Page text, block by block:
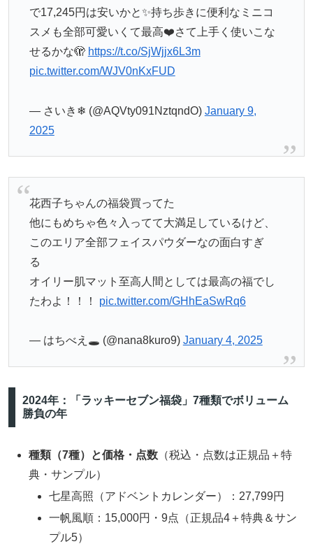
で17,245円は安いかと✨持ち歩きに便利なミニコ
スメも全部可愛いくて最高❤️さて上手く使いこな
せるかな🫣 https://t.co/SjWjjx6L3m
pic.twitter.com/WJV0nKxFUD
— さいき❄︎ (@AQVty091NztqndO) January 9,
2025
花西子ちゃんの福袋買ってた
他にもめちゃ色々入ってて大満足しているけど、
このエリア全部フェイスパウダーなの面白すぎ
る
オイリー肌マット至高人間としては最高の福でし
たわよ！！！ pic.twitter.com/GHhEaSwRq6
— はちべえ🕳 (@nana8kuro9) January 4, 2025
2024年：「ラッキーセブン福袋」7種類でボリューム
勝負の年
種類（7種）と価格・点数 （税込・点数は正規品＋特
典・サンプル）
七星高照（アドベントカレンダー）：27,799円
一帆風順：15,000円・9点（正規品4＋特典＆サン
プル5）